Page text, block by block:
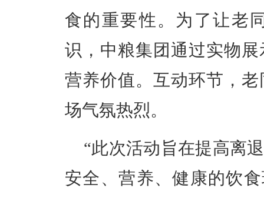
食的重要性。为了让老
识，中粮集团通过实物
营养价值。互动环节，
场气氛热烈。
“此次活动旨在提高离
安全、营养、健康的饮